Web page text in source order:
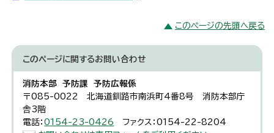
このページの先頭へ戻る
このページに関するお問い合わせ
消防本部 予防課 予防広報係
〒085-0022 北海道釧路市南浜町4番8号 消防本部庁
舎3階
電話：0154-23-0426
ファクス：0154-22-8204